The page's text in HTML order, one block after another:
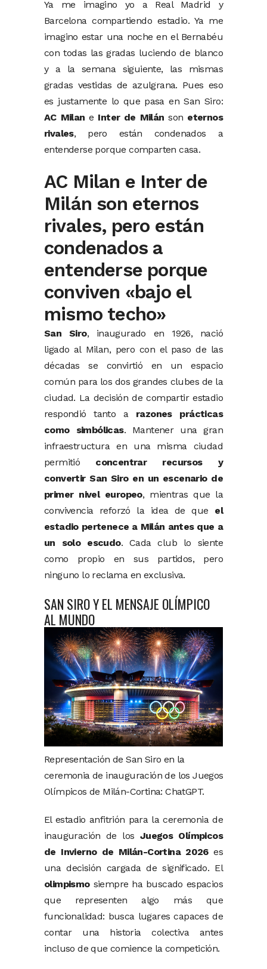
Ya me imagino yo a Real Madrid y
Barcelona compartiendo estadio. Ya me
imagino estar una noche en el Bernabéu
con todas las gradas luciendo de blanco
y a la semana siguiente, las mismas
gradas vestidas de azulgrana. Pues eso
es justamente lo que pasa en San Siro:
AC Milan e Inter de Milán son eternos
rivales, pero están condenados a
entenderse porque comparten casa.
AC Milan e Inter de
Milán son eternos
rivales, pero están
condenados a
entenderse porque
conviven «bajo el
mismo techo»
San Siro, inaugurado en 1926, nació
ligado al Milan, pero con el paso de las
décadas se convirtió en un espacio
común para los dos grandes clubes de la
ciudad. La decisión de compartir estadio
respondió tanto a razones prácticas
como simbólicas. Mantener una gran
infraestructura en una misma ciudad
permitió concentrar recursos y
convertir San Siro en un escenario de
primer nivel europeo, mientras que la
convivencia reforzó la idea de que el
estadio pertenece a Milán antes que a
un solo escudo. Cada club lo siente
como propio en sus partidos, pero
ninguno lo reclama en exclusiva.
SAN SIRO Y EL MENSAJE OLÍMPICO
AL MUNDO
Representación de San Siro en la
ceremonia de inauguración de los Juegos
Olímpicos de Milán-Cortina: ChatGPT.
El estadio anfitrión para la ceremonia de
inauguración de los Juegos Olímpicos
de Invierno de Milán-Cortina 2026es
una decisión cargada de significado. El
olimpismosiempre ha buscado espacios
que representen algo más que
funcionalidad: busca lugares capaces de
contar una historia colectiva antes
incluso de que comience la competición.